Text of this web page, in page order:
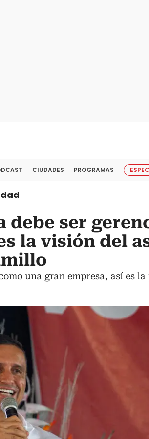
CIUDADES PROGRAMAS
debe ser
la visión del
una gran empresa, así es